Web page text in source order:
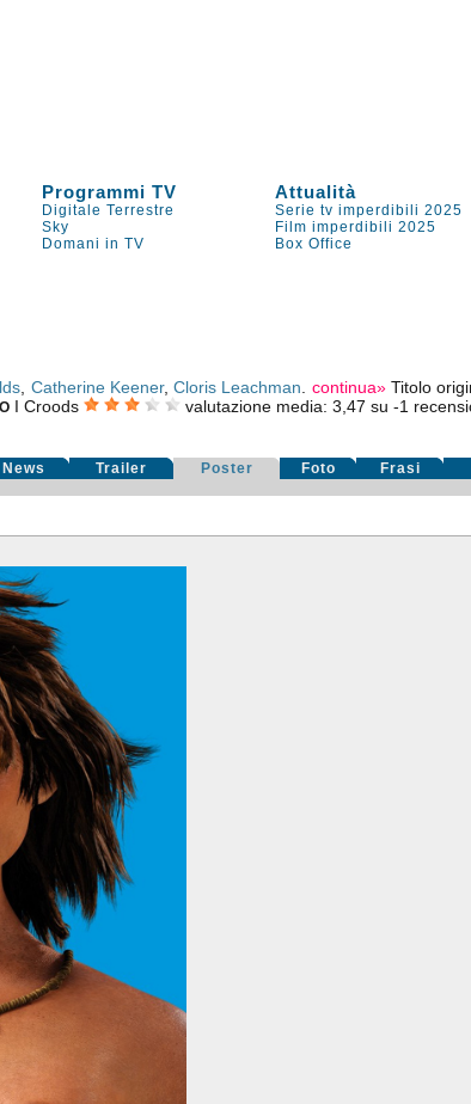
Programmi TV Attualità
Digitale Terrestre Serie tv imperdibili 2025
Sky Film imperdibili 2025
Domani in TV Box Office
Catherine Keener,Cloris Leachman continua» Titolo
I Croods valutazione media: 3,47 su -1
News Trailer Poster Foto Frasi